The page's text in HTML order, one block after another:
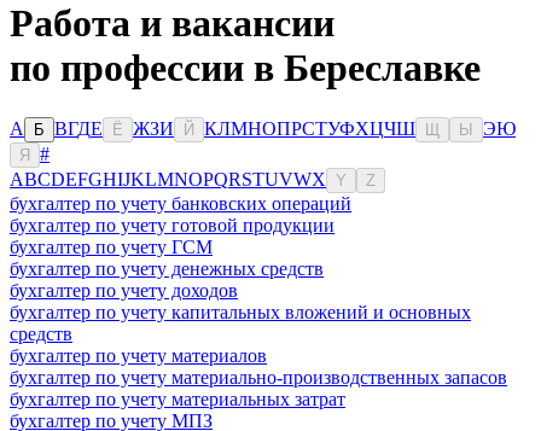
Работа и вакансии
по профессии в Береславке
А Б ВГДЕ Ё ЖЗИ Й КЛМНОПРСТУФХЦЧШ Ы ЭЮ
Я
#
ABCDEFGHIJKLMNOPQRSTUVWX Y Z
бухгалтер по учету банковских операций
бухгалтер по учету готовой продукции
бухгалтер по учету ГСМ
бухгалтер по учету денежных средств
бухгалтер по учету доходов
бухгалтер по учету капитальных вложений и основных
средств
бухгалтер по учету материалов
бухгалтер по учету материально-производственных запасов
бухгалтер по учету материальных затрат
бухгалтер по учету МПЗ